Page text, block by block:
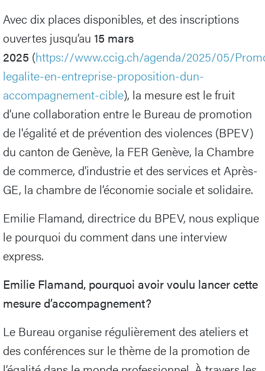
Avec dix places disponibles, et des inscriptions
ouvertes jusqu’au 15 mars
2025 (https://www.ccig.ch/agenda/2025/05/
legalite-en-entreprise-proposition-dun-
accompagnement-cible), la mesure est le fruit
d’une collaboration entre le Bureau de promotion
de l'égalité et de prévention des violences (BPEV)
du canton de Genève, la FER Genève, la Chambre
de commerce, d'industrie et des services et Après-
GE, la chambre de l’économie sociale et solidaire.
Emilie Flamand, directrice du BPEV, nous explique
le pourquoi du comment dans une interview
express.
Emilie Flamand, pourquoi avoir voulu lancer cette
mesure d’accompagnement?
Le Bureau organise régulièrement des ateliers et
des conférences sur le thème de la promotion de